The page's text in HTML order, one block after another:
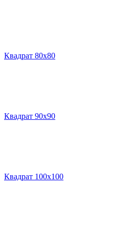
Квадрат 80х80
Квадрат 90х90
Квадрат 100х100